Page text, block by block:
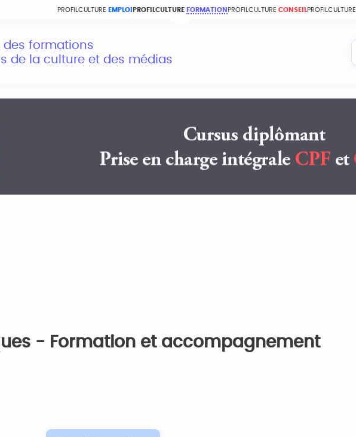
PROFILCULTURE EMPLOI PROFILCULTURE FORMATION PROFILCULTURE CONSEIL PROFILCULTURE
des formations
de la culture et des médias
- Formation et accompagnement